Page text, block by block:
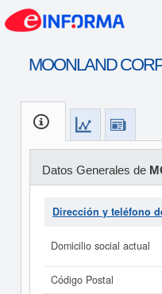
MOONLAND
Datos Generales de
Dirección y teléfono
Domicilio social actual
Código Postal